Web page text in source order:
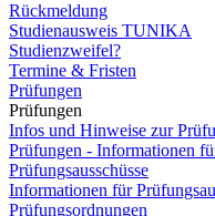
Rückmeldung
Studienausweis TUNIKA
Studienzweifel?
Termine & Fristen
Prüfungen
Prüfungen
Infos und Hinweise zur
Prüfungen - Informationen
Prüfungsausschüsse
Informationen für
Prüfungsordnungen